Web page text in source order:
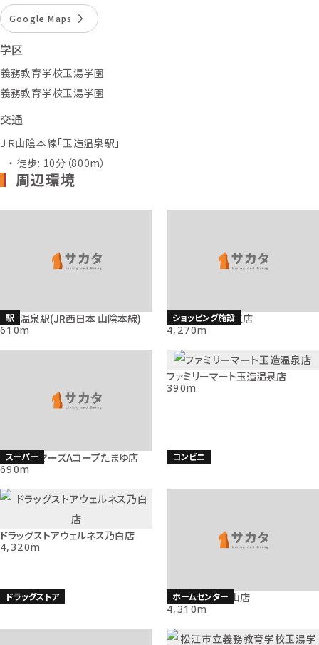
Google Maps
学区
義務教育学校玉湯学園
義務教育学校玉湯学園
交通
ＪＲ山陰本線「玉造温泉駅」
徒歩: 10分（800m）
周辺環境
駅
玉造温泉駅(JR西日本 山陰本線)
610m
ショッピング施設
スポーツデポ松江店
4,270m
スーパー
JAファーマーズAコープたまゆ店
690m
コンビニ
ファミリーマート玉造温泉店
390m
ドラッグストア
ドラッグストアウェルネス乃白店
4,320m
ホームセンター
エディオン田和山店
4,310m